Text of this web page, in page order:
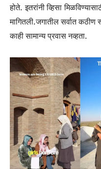
होते. इतरांनी व्हिसा
मागितली.जगातील सर्वात
काही सामान्य प्रवास नव्हता.